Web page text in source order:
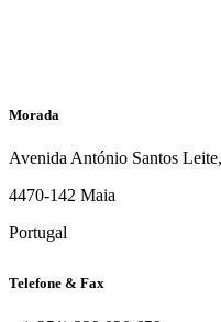
Morada
Avenida António Santos
4470-142 Maia
Portugal
Telefone & Fax